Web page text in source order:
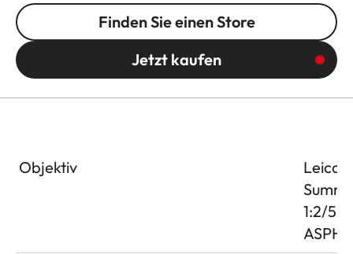
Finden Sie einen Store
Jetzt kaufen
Objektiv
Leica
1:2/
ASPH.